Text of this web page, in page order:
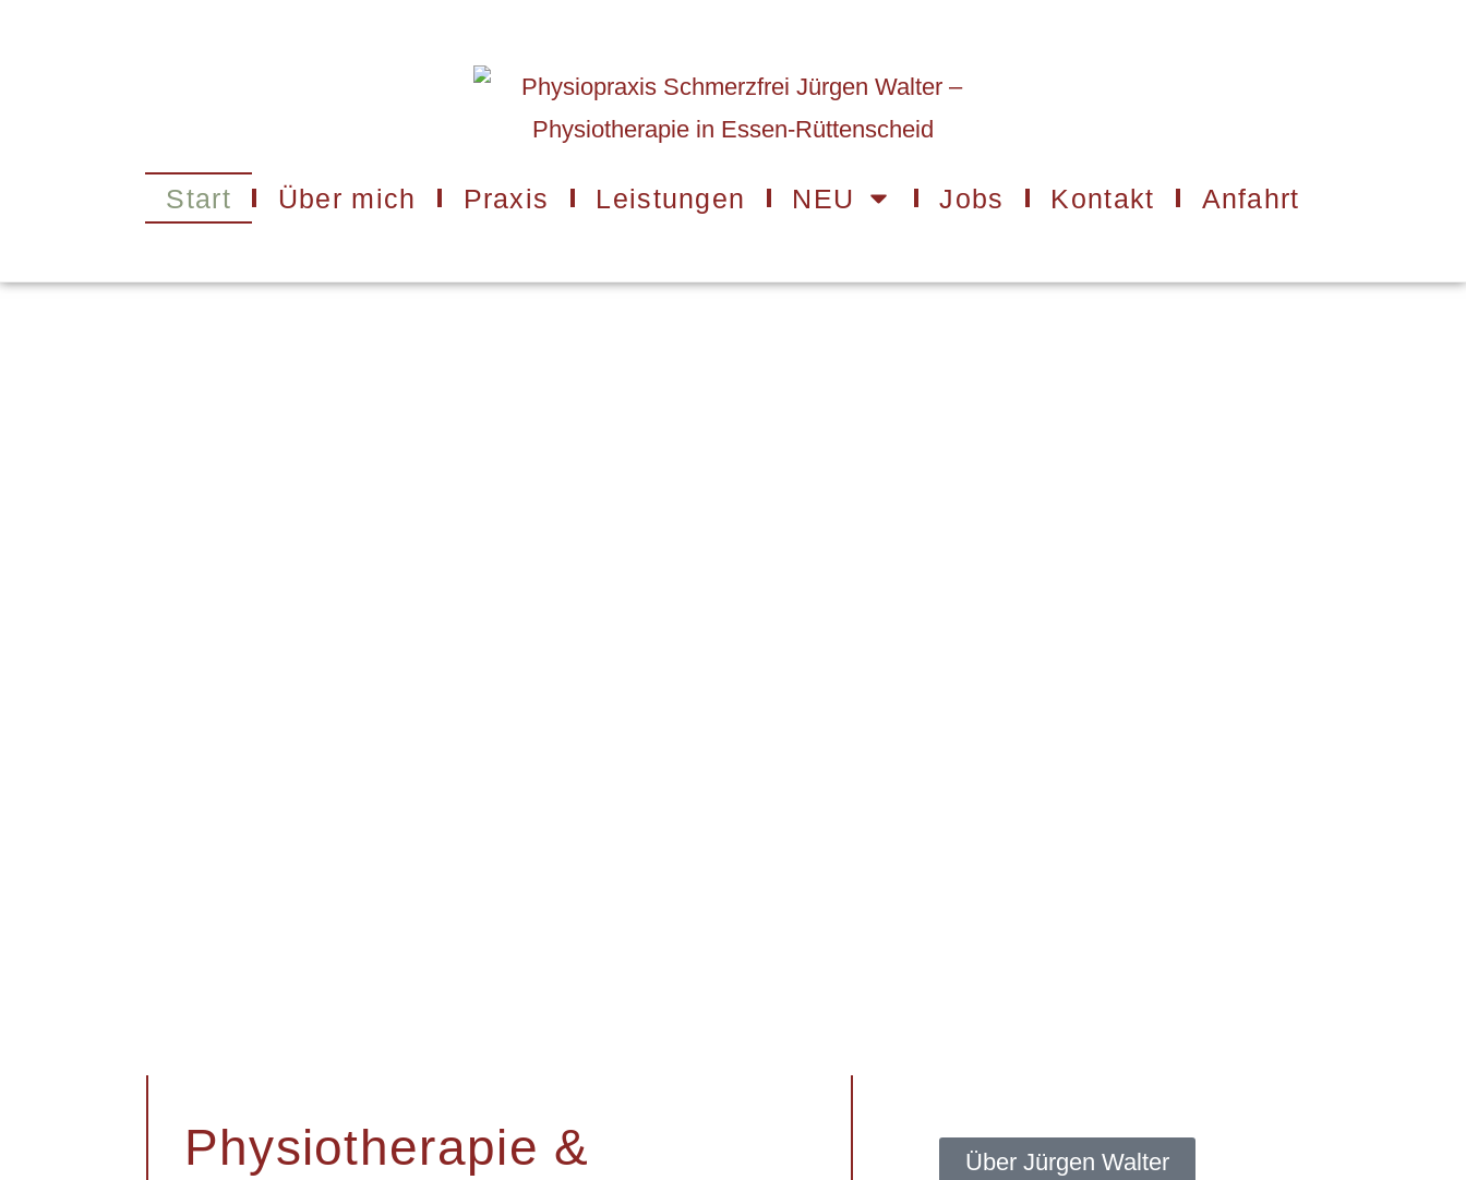
Start Über mich Praxis Leistungen NEU Jobs Kontakt Anfahrt
Physiotherapie &
Über Jürgen Walter